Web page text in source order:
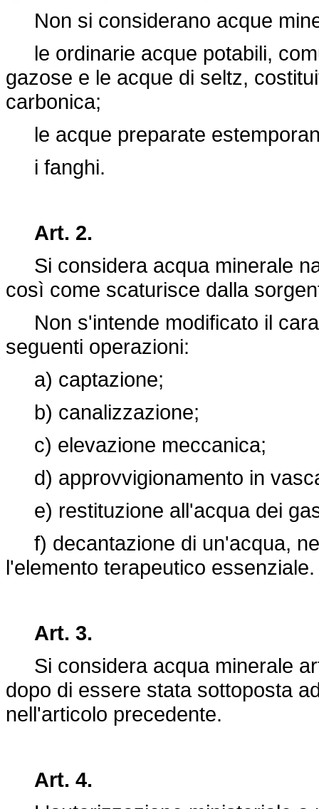
Non si considerano acque
le ordinarie acque potabili,
gazose e le acque di seltz,
carbonica;
le acque preparate
i fanghi.
Art. 2.
Si considera acqua minerale
così come scaturisce dalla
Non s'intende modificato il
seguenti operazioni:
a) captazione;
b) canalizzazione;
c) elevazione meccanica;
d) approvvigionamento in
e) restituzione all'acqua dei
f) decantazione di un'acqua,
l'elemento terapeutico essenziale.
Art. 3.
Si considera acqua minerale
dopo di essere stata sottoposta
nell'articolo precedente.
Art. 4.